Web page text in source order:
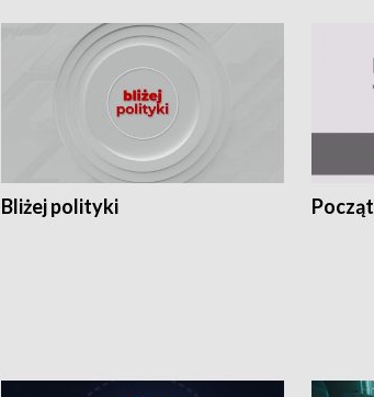
Bliżej polityki